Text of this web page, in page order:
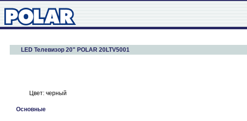
LED Телевизор 20" POLAR 20LTV5001
Цвет: черный
Основные